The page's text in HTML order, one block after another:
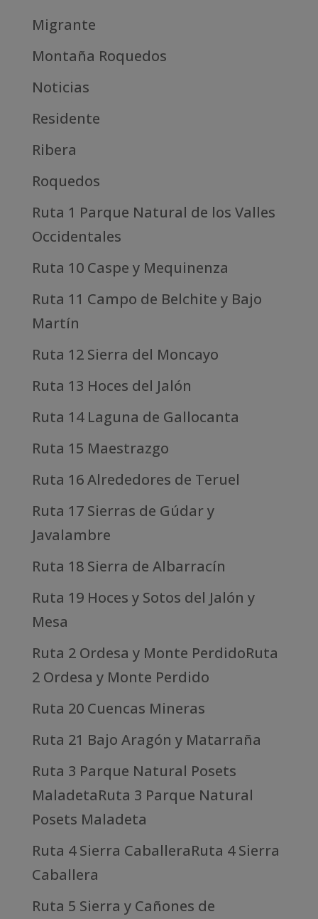
Migrante
Montaña Roquedos
Noticias
Residente
Ribera
Roquedos
Ruta 1 Parque Natural de los Valles
Occidentales
Ruta 10 Caspe y Mequinenza
Ruta 11 Campo de Belchite y Bajo
Martín
Ruta 12 Sierra del Moncayo
Ruta 13 Hoces del Jalón
Ruta 14 Laguna de Gallocanta
Ruta 15 Maestrazgo
Ruta 16 Alrededores de Teruel
Ruta 17 Sierras de Gúdar y
Javalambre
Ruta 18 Sierra de Albarracín
Ruta 19 Hoces y Sotos del Jalón y
Mesa
Ruta 2 Ordesa y Monte PerdidoRuta
2 Ordesa y Monte Perdido
Ruta 20 Cuencas Mineras
Ruta 21 Bajo Aragón y Matarraña
Ruta 3 Parque Natural Posets
MaladetaRuta 3 Parque Natural
Posets Maladeta
Ruta 4 Sierra CaballeraRuta 4 Sierra
Caballera
Ruta 5 Sierra y Cañones de